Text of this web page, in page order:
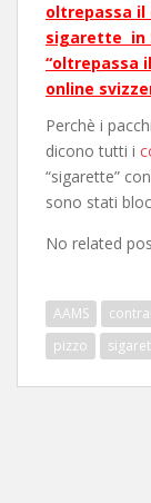
oltrepassa il
sigarette in
“oltrepassa
online
Perchè i
dicono tutti i
“sigarette”
sono stati
No related
AAMS
pizzo